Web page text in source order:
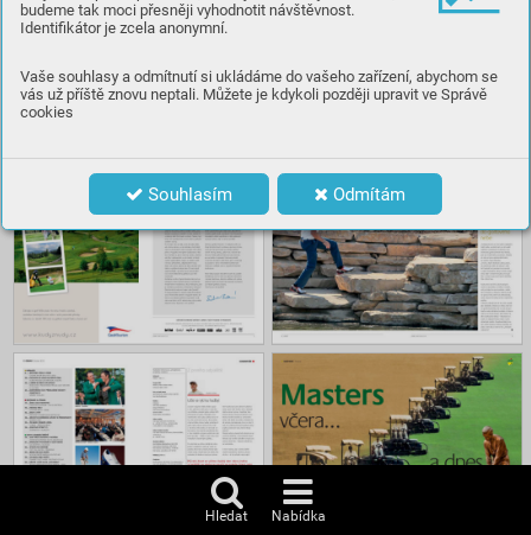
budeme tak moci přesněji vyhodnotit návštěvnost.
Identifikátor je zcela anonymní.
Vaše souhlasy a odmítnutí si ukládáme do vašeho zařízení, abychom se
vás už příště znovu neptali. Můžete je kdykoli později upravit ve Správě
cookies
Souhlasím Odmítám
Obsah
Hledat Nabídka